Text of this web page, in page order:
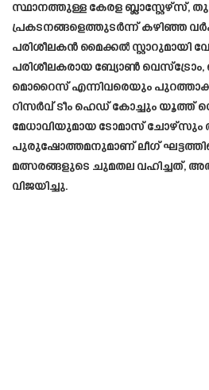
സ്ഥാനത്തുള്ള കേരള ബ്ലാസ്റ്റേഴ്‌സ്,
പ്രകടനങ്ങളെത്തുടർന്ന് കഴിഞ്ഞ
പരിശീലകൻ മൈക്കൽ സ്റ്റാറുമായി
പരിശീലകരായ ബ്യോൺ വെസ്‌ട്രോം,
മൊറൈസ് എന്നിവരെയും
റിസർവ് ടീം ഹെഡ് കോച്ചും യൂത്ത്
മേധാവിയുമായ ടോമാസ് ചോഴ്‌സും
പുരുഷോത്തമനുമാണ് ലീഗ്
മത്സരങ്ങളുടെ ചുമതല വഹിച്ചത്,
വിജയിച്ചു.